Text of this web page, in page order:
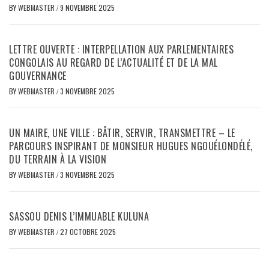
BYWEBMASTER /9 NOVEMBRE 2025
LETTRE OUVERTE : INTERPELLATION AUX PARLEMENTAIRES
CONGOLAIS AU REGARD DE L’ACTUALITÉ ET DE LA MAL
GOUVERNANCE
BYWEBMASTER /3 NOVEMBRE 2025
UN MAIRE, UNE VILLE : BÂTIR, SERVIR, TRANSMETTRE – LE
PARCOURS INSPIRANT DE MONSIEUR HUGUES NGOUÉLONDÉLÉ,
DU TERRAIN À LA VISION
BYWEBMASTER /3 NOVEMBRE 2025
SASSOU DENIS L’IMMUABLE KULUNA
BYWEBMASTER /27 OCTOBRE 2025